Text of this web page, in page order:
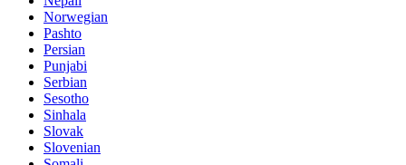
Norwegian
Pashto
Persian
Punjabi
Serbian
Sesotho
Sinhala
Slovak
Slovenian